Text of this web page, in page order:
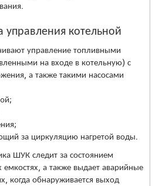
котельной
управление топливными
на входе в котельную) с
а также такими насосами
за циркуляцию нагретой воды.
ШУК следит за состоянием
а также выдает аварийные
когда обнаруживается выход